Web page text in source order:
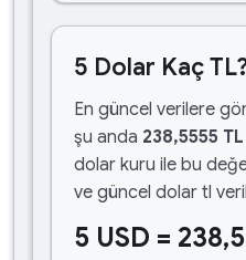
5 Dolar Kaç
En güncel verilere
şu anda 238,5555 TL
dolar kuru ile bu
ve güncel dolar tl
5 USD =